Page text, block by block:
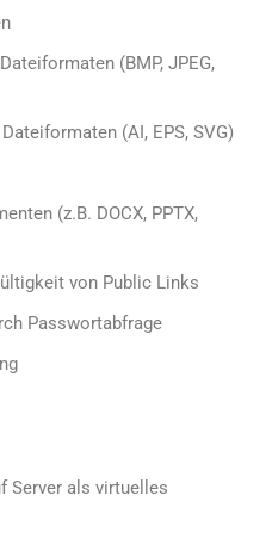
(BMP, JPEG,
(AI, EPS, SVG)
(z.B. DOCX, PPTX,
von Public Links
Passwortabfrage
Server als virtuelles